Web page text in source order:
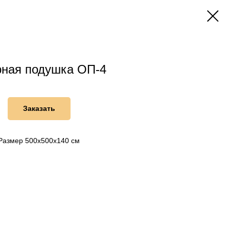
подушка ОП-4
Заказать
500х500х140 см